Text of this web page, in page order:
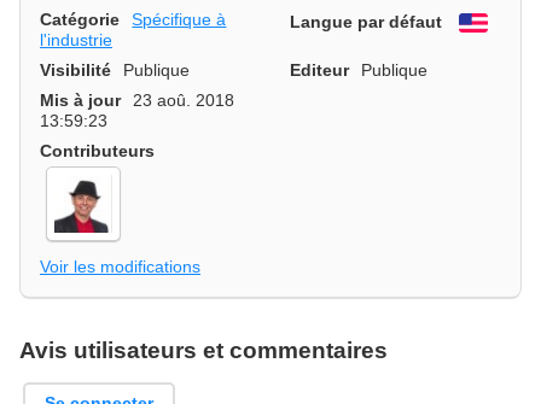
Catégorie
Spécifique à
l'industrie
Langue par défaut
Visibilité Publique Editeur
Publique
Mis à jour
23 aoû. 2018
13:59:23
Contributeurs
Voir les modifications
Avis utilisateurs et commentaires